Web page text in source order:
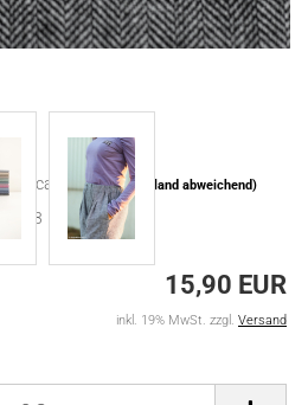
ca. 3-4 Tage(Ausland abweichend)
0,3
15,90 EUR
inkl. 19% MwSt. zzgl. Versand